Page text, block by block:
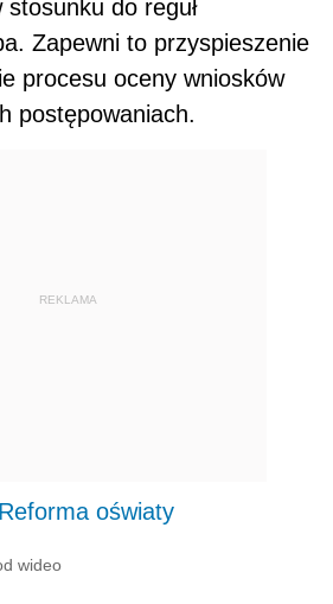
do reguł
Zapewni to przyspieszenie
procesu oceny wniosków
postępowaniach.
REKLAMA
Reforma oświaty
wideo